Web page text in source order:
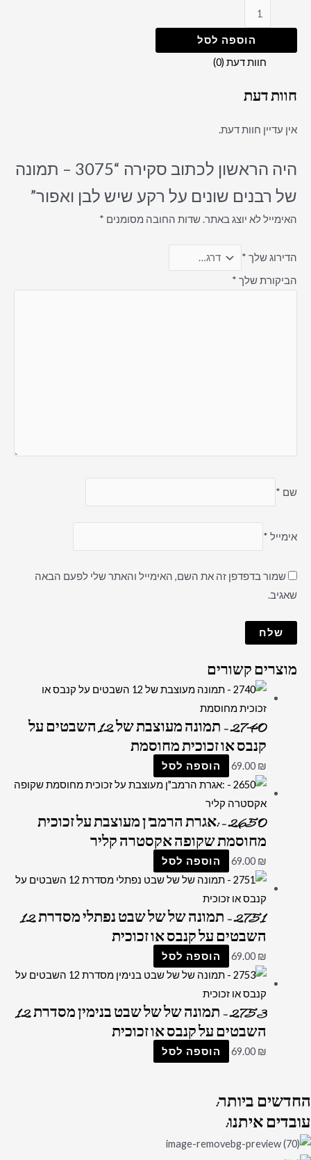
הוספה לסל
חוות דעת (0)
חוות דעת
אין עדיין חוות דעת.
היה הראשון לכתוב סקירה “3075 – תמונה
של רבנים שונים על רקע שיש לבן ואפור”
האימייל לא יוצג באתר.שדות החובה מסומנים *
הדירוג שלך *
הביקורת שלך *
שם *
אימייל *
שמור בדפדפן זה את השם, האימייל והאתר שלי לפעם הבאה
שאגיב.
מוצרים קשורים
2740 – תמונה מעוצבת של 12 השבטים על
קנבס או זכוכית מחוסמת
69.00 ₪ הוספה לסל
2650 – :אגרת הרמב"ן מעוצבת על זכוכית
מחוסמת שקופה אקסטרה קליר
69.00 ₪ הוספה לסל
2751 – תמונה של של שבט נפתלי מסדרת 12
השבטים על קנבס או זכוכית
69.00 ₪ הוספה לסל
2753 – תמונה של של שבט בנימין מסדרת 12
השבטים על קנבס או זכוכית
69.00 ₪ הוספה לסל
החדשיםביותר:
עובדיםאיתנו: